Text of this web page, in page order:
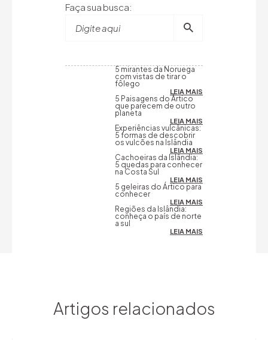
Faça sua busca:
5 mirantes da Noruega
com vistas de tirar o
fôlego
LEIA MAIS
5 Paisagens do Ártico
que parecem de outro
planeta
LEIA MAIS
Experiências vulcânicas:
5 formas de descobrir
os vulcões na Islândia
LEIA MAIS
Cachoeiras da Islândia:
5 quedas para conhecer
na Costa Sul
LEIA MAIS
5 geleiras do Ártico para
conhecer
LEIA MAIS
Regiões da Islândia:
conheça o país de norte
a sul
LEIA MAIS
Artigos relacionados